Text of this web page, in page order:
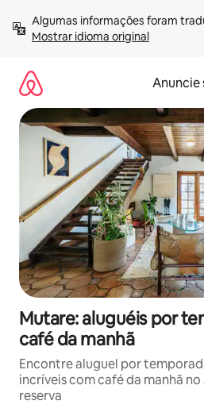
para
Mostrar idioma original
Anuncie
Mutare: aluguéis por
café da manhã
Encontre aluguel por
incríveis com café da manhã
reserva